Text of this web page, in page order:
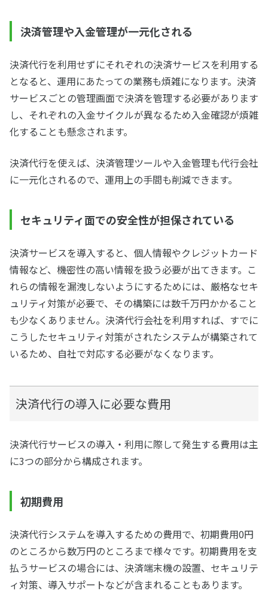
決済管理や入金管理が一元化される
決済代行を利用せずにそれぞれの決済サービスを利用する
となると、運用にあたっての業務も煩雑になります。決済
サービスごとの管理画面で決済を管理する必要があります
し、それぞれの入金サイクルが異なるため入金確認が煩雑
化することも懸念されます。
決済代行を使えば、決済管理ツールや入金管理も代行会社
に一元化されるので、運用上の手間も削減できます。
セキュリティ面での安全性が担保されている
決済サービスを導入すると、個人情報やクレジットカード
情報など、機密性の高い情報を扱う必要が出てきます。こ
れらの情報を漏洩しないようにするためには、厳格なセキ
ュリティ対策が必要で、その構築には数千万円かかること
も少なくありません。決済代行会社を利用すれば、すでに
こうしたセキュリティ対策がされたシステムが構築されて
いるため、自社で対応する必要がなくなります。
決済代行の導入に必要な費用
決済代行サービスの導入・利用に際して発生する費用は主
に3つの部分から構成されます。
初期費用
決済代行システムを導入するための費用で、初期費用0円
のところから数万円のところまで様々です。初期費用を支
払うサービスの場合には、決済端末機の設置、セキュリテ
ィ対策、導入サポートなどが含まれることもあります。